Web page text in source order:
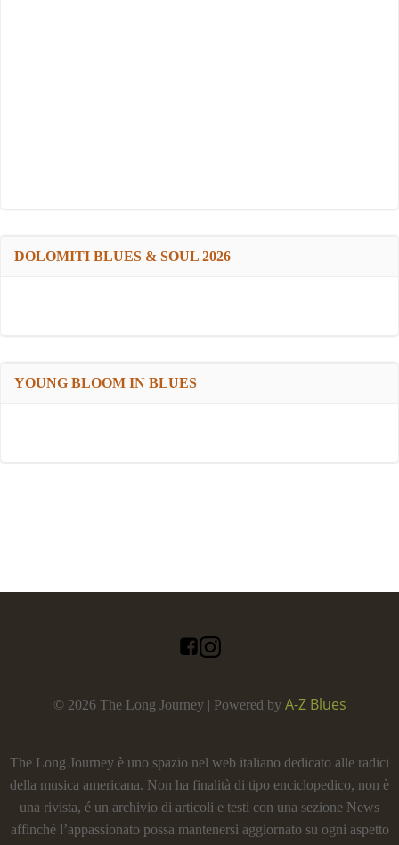
DOLOMITI BLUES & SOUL 2026
YOUNG BLOOM IN BLUES
© 2026 The Long Journey | Powered by A-Z Blues
The Long Journey è uno spazio nel web italiano dedicato alle radici
della musica americana. Non ha finalità di tipo enciclopedico, non è
una rivista, é un archivio di articoli e testi con una sezione News
affinché l’appassionato possa mantenersi aggiornato su ogni aspetto